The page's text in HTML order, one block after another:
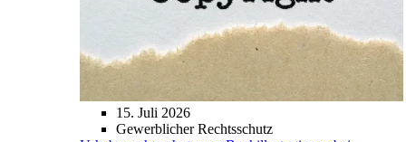
15. Juli 2026
Gewerblicher Rechtsschutz